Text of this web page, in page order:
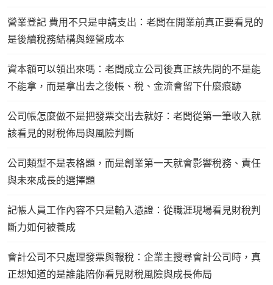
營業登記 費用不只是申請支出：老闆在開業前真正要看見的
是後續稅務結構與經營成本
資本額可以領出來嗎：老闆成立公司後真正該先問的不是能
不能拿，而是拿出去之後帳、稅、金流會留下什麼痕跡
公司帳怎麼做不是把發票交出去就好：老闆從第一筆收入就
該看見的財稅佈局與風險判斷
公司類型不是表格題，而是創業第一天就會影響稅務、責任
與未來成長的選擇題
記帳人員工作內容不只是輸入憑證：從職涯現場看見財稅判
斷力如何被養成
會計公司不只處理發票與報稅：企業主搜尋會計公司時，真
正想知道的是誰能陪你看見財稅風險與成長佈局